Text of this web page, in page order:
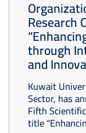
Research
through
and
Kuwait
Sector, has
Fifth
title